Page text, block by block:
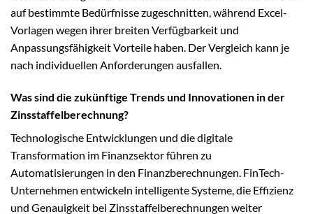
auf bestimmte Bedürfnisse zugeschnitten, während Excel-
Vorlagen wegen ihrer breiten Verfügbarkeit und
Anpassungsfähigkeit Vorteile haben. Der Vergleich kann je
nach individuellen Anforderungen ausfallen.
Was sind die zukünftige Trends und Innovationen in der
Zinsstaffelberechnung?
Technologische Entwicklungen und die digitale
Transformation im Finanzsektor führen zu
Automatisierungen in den Finanzberechnungen. FinTech-
Unternehmen entwickeln intelligente Systeme, die Effizienz
und Genauigkeit bei Zinsstaffelberechnungen weiter